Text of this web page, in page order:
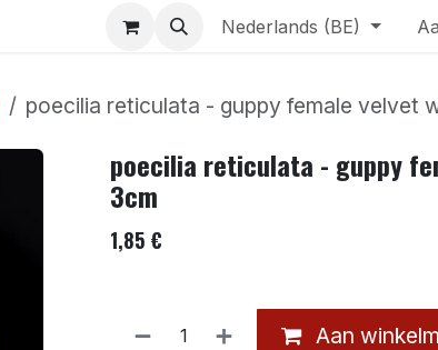
Nederlands (BE)
poecilia reticulata - guppy female velvet
poecilia reticulata - guppy
3cm
1,85 €
Aan